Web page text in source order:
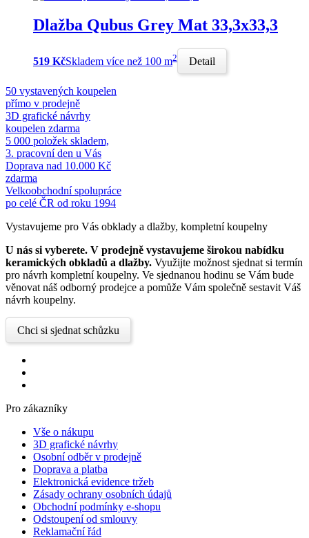
Dlažba Qubus Grey Mat 33,3x33,3
519 KčSkladem více než 100 m2 Detail
50 vystavených koupelen
přímo v prodejně
3D grafické návrhy
koupelen zdarma
5 000 položek skladem,
3. pracovní den u Vás
Doprava nad 10.000 Kč
zdarma
Velkoobchodní spolupráce
po celé ČR od roku 1994
Vystavujeme pro Vás obklady a dlažby, kompletní koupelny
U nás si vyberete. V prodejně vystavujeme širokou nabídku
keramických obkladů a dlažby. Využijte možnost sjednat si termín
pro návrh kompletní koupelny. Ve sjednanou hodinu se Vám bude
věnovat náš odborný prodejce a pomůže Vám společně sestavit Váš
návrh koupelny.
Chci si sjednat schůzku
Pro zákazníky
Vše o nákupu
3D grafické návrhy
Osobní odběr v prodejně
Doprava a platba
Elektronická evidence tržeb
Zásady ochrany osobních údajů
Obchodní podmínky e-shopu
Odstoupení od smlouvy
Reklamační řád